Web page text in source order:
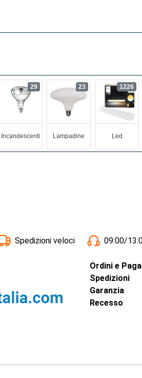
Incandescenti
29
Lampadine
23
Led
1226
Spedizioni veloci 09:00/
Ordini e
Spedizioni
Garanzia
Recesso